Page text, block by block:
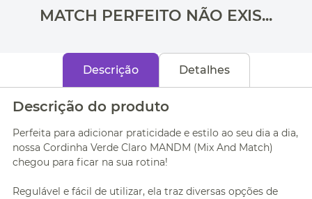
MATCH PERFEITO NÃO EXIS...
Descrição Detalhes
Descrição do produto
Perfeita para adicionar praticidade e estilo ao seu dia a dia,
nossa Cordinha Verde Claro MANDM (Mix And Match)
chegou para ficar na sua rotina!
Regulável e fácil de utilizar, ela traz diversas opções de